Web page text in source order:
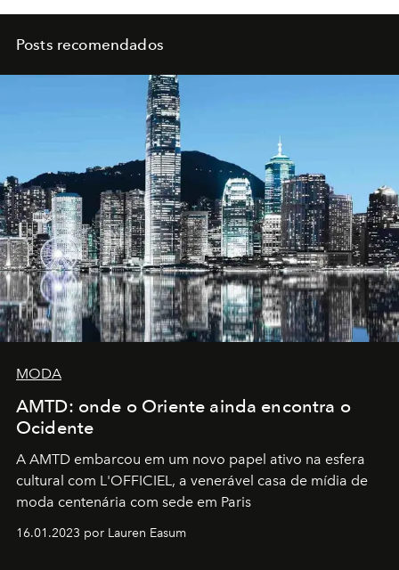
Posts recomendados
MODA
AMTD: onde o Oriente ainda encontra o
Ocidente
A AMTD embarcou em um novo papel ativo na esfera
cultural com L'OFFICIEL, a venerável casa de mídia de
moda centenária com sede em Paris
16.01.2023 por Lauren Easum